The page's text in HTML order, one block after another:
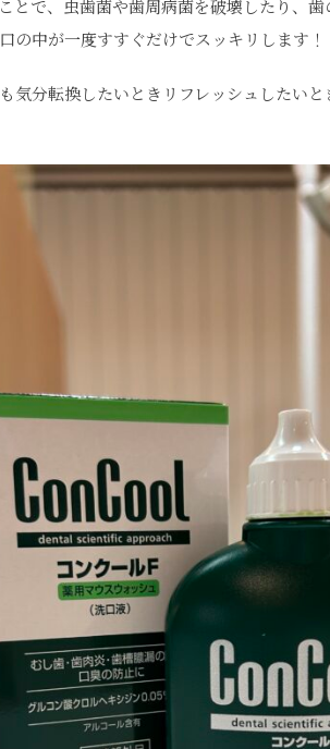
とで、虫歯菌や歯周病菌を破壊したり、
の中が一度すすぐだけでスッキリします！
気分転換したいときリフレッシュしたい